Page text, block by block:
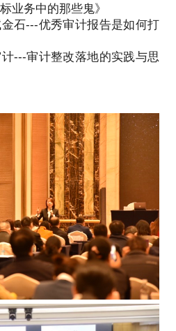
作，深知内审工作对促进组
大型企业集团内部审计工作规
等运筹帷幄；对经济责任审
于胸，任何审计项目的开展均
审计工作者提供专业的职业
人理想。
业务中的那些鬼》
金石---优秀审计报告是如何打
计---审计整改落地的实践与思